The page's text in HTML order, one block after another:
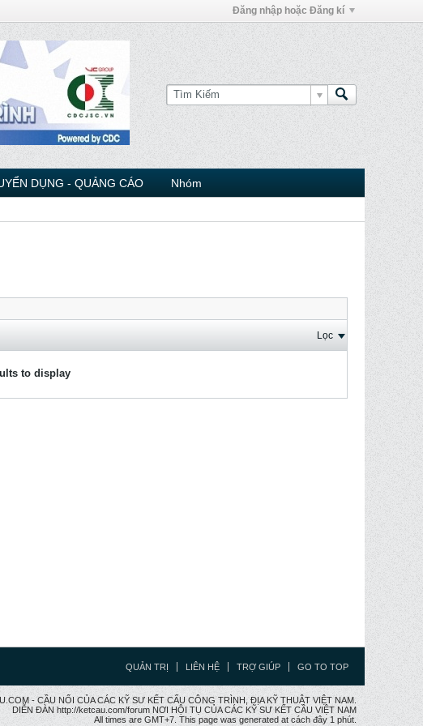
Đăng nhập hoặc Đăng kí
DỤNG - QUẢNG CÁO Nhóm
Lọc
to display
QUẢN TRỊ LIÊN HỆ TRỢ GIÚP GO TO TOP
- CẦU NỐI CỦA CÁC KỸ SƯ KẾT CẤU CÔNG TRÌNH, ĐỊA KỸ THUẬT VIỆT NAM.
DIỄN ĐÀN http://ketcau.com/forum NƠI HỘI TỤ CỦA CÁC KỸ SƯ KẾT CÂU VIỆT NAM
All times are GMT+7. This page was generated at cách đây 1 phút.